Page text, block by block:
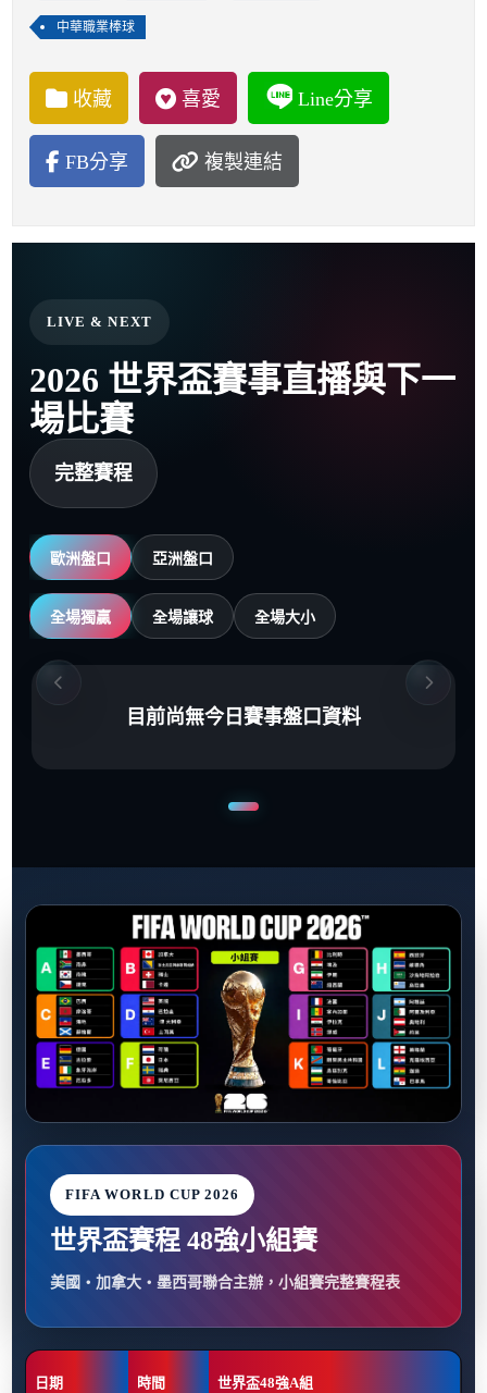
中華職業棒球
收藏 喜愛 Line分享
FB分享 複製連結
LIVE & NEXT
2026 世界盃賽事直播與下一
場比賽
完整賽程
歐洲盤口 亞洲盤口
全場獨贏 全場讓球 全場大小
目前尚無今日賽事盤口資料
FIFA WORLD CUP 2026
世界盃賽程 48強小組賽
美國・加拿大・墨西哥聯合主辦，小組賽完整賽程表
日期 時間 世界盃48強A組